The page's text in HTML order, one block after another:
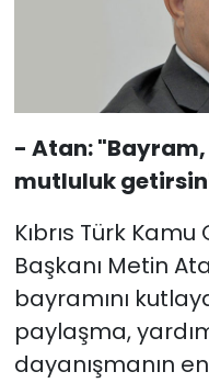
- Atan: "Bayram,
mutluluk
Kıbrıs Türk
Başkanı Metin
bayramını
paylaşma,
dayanışmanın